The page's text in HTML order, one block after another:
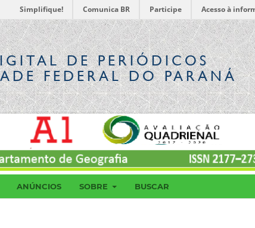
Simplifique! Comunica BR Participe Acesso à
DE PERIÓDICOS
FEDERAL DO PARANÁ
ANÚNCIOS SOBRE BUSCAR